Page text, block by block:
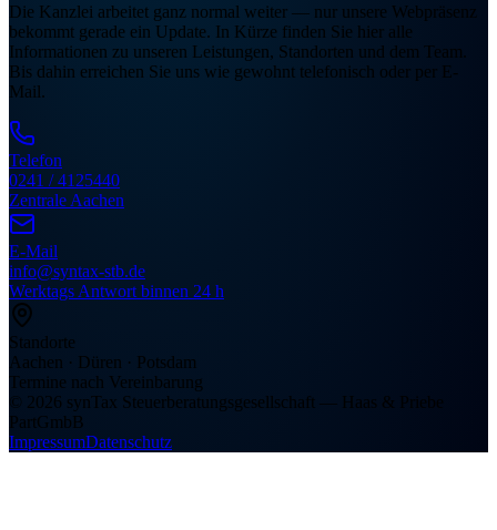
Die Kanzlei arbeitet ganz normal weiter — nur unsere Webpräsenz
bekommt gerade ein Update. In Kürze finden Sie hier alle
Informationen zu unseren Leistungen, Standorten und dem Team.
Bis dahin erreichen Sie uns wie gewohnt telefonisch oder per E-
Mail.
Telefon
0241 / 4125440
Zentrale Aachen
E-Mail
info@syntax-stb.de
Werktags Antwort binnen 24 h
Standorte
Aachen · Düren · Potsdam
Termine nach Vereinbarung
© 2026 synTax Steuerberatungsgesellschaft — Haas & Priebe
PartGmbB
ImpressumDatenschutz